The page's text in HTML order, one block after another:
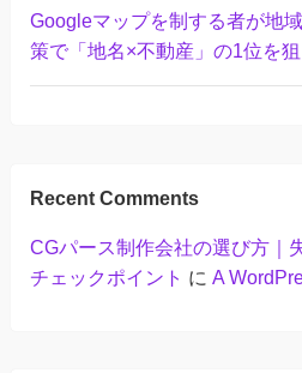
Googleマップを制する者が地
策で「地名×不動産」の1位を
Recent Comments
CGパース制作会社の選び方｜
チェックポイント に A